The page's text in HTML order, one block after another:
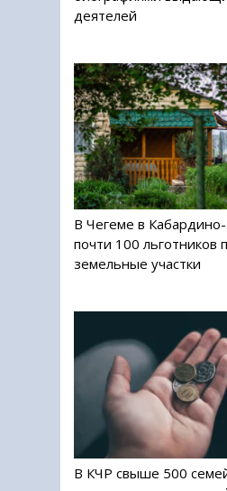
деятелей
В Чегеме в
почти 100 льготников
земельные участки
В КЧР свыше 500